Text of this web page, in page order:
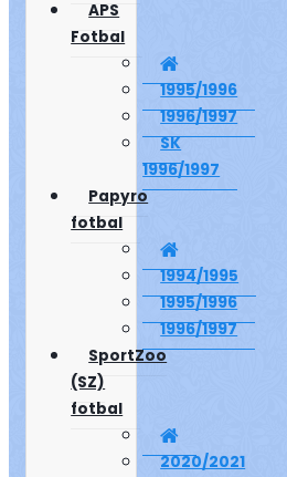
APS
Fotbal
1995/1996
1996/1997
SK
1996/1997
Papyro
fotbal
1994/1995
1995/1996
1996/1997
SportZoo
(SZ)
fotbal
2020/2021